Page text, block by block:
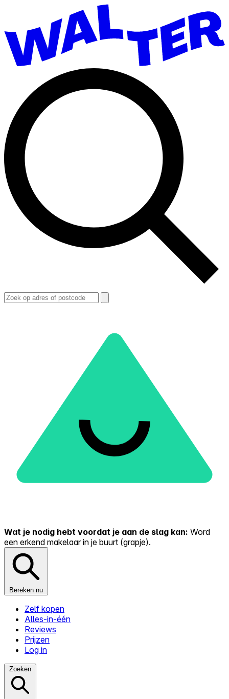
Wat je nodig hebt voordat je aan de slag kan: Word
een erkend makelaar in je buurt (grapje).
Bereken nu
Zelf kopen
Alles-in-één
Reviews
Prijzen
Log in
Zoeken